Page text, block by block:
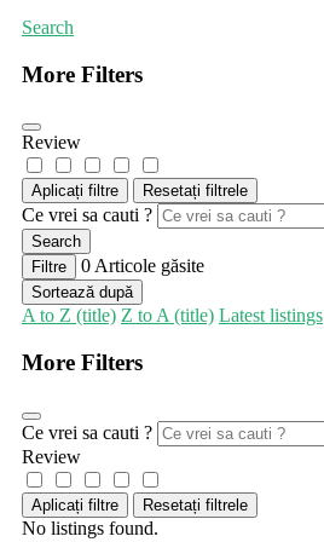
Search
More Filters
Review
Aplicați filtre Resetați filtrele
Ce vrei sa cauti ?
Search
Filtre
0 Articole găsite
Sortează după
A to Z (title) Z to A (title) Latest listings
More Filters
Ce vrei sa cauti ?
Review
Aplicați filtre Resetați filtrele
No listings found.